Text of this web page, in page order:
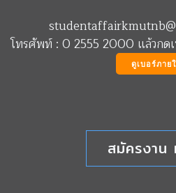
โทรศัพท์ : 0 2555 2000 แล้วกด
ดูเบอร์ภาย
สมัครงาน